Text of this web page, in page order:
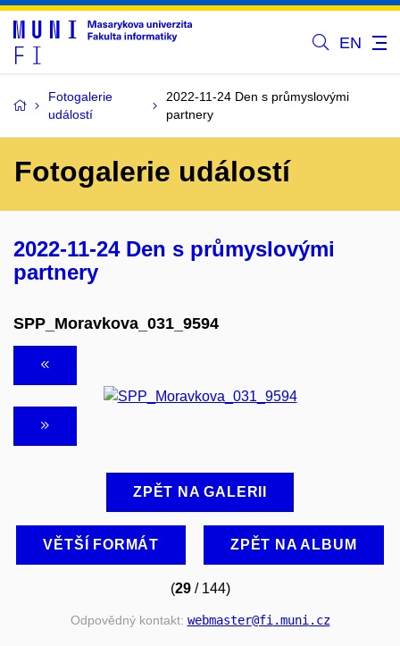
EN
Fotogalerie
událostí
2022-11-24 Den s průmyslovými
partnery
Fotogalerie událostí
2022-11-24 Den s průmyslovými
partnery
SPP_Moravkova_031_9594
ZPĚT NA GALERII
VĚTŠÍ FORMÁT ZPĚT NA ALBUM
(29/ 144)
Odpovědný kontakt: webmaster@fi.muni.cz